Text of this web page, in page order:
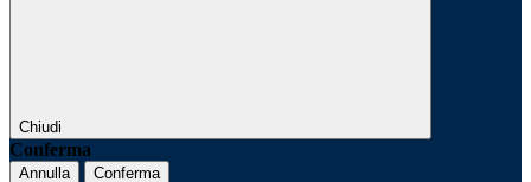
Chiudi
Conferma
Annulla Conferma